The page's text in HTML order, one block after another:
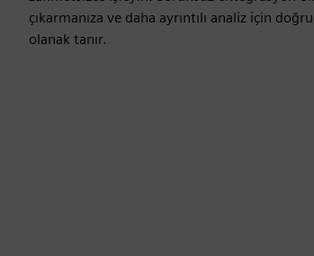
çıkarmanıza ve daha ayrıntılı analiz için
olanak tanır.